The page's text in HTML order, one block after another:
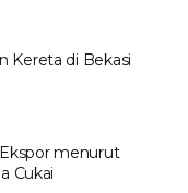
Kereta di Bekasi
menurut
Cukai